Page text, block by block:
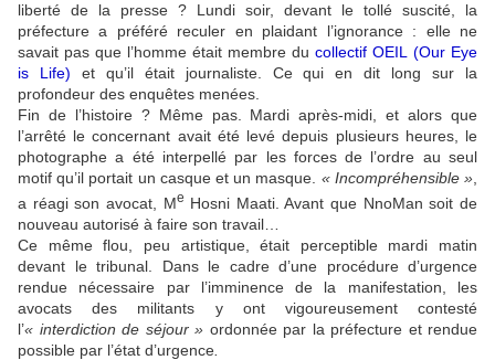
liberté de la presse ? Lundi soir, devant le tollé suscité, la
préfecture a préféré reculer en plaidant l’ignorance : elle ne
savait pas que l’homme était membre du collectif OEIL (Our Eye
is Life)
et qu’il était journaliste. Ce qui en dit long sur la
profondeur des enquêtes menées.
Fin de l’histoire ? Même pas. Mardi après-midi, et alors que
l’arrêté le concernant avait été levé depuis plusieurs heures, le
photographe a été interpellé par les forces de l’ordre au seul
motif qu’il portait un casque et un masque. « Incompréhensible »
a réagi son avocat, Me Hosni Maati. Avant que NnoMan soit de
nouveau autorisé à faire son travail…
Ce même flou, peu artistique, était perceptible mardi matin
devant le tribunal. Dans le cadre d’une procédure d’urgence
rendue nécessaire par l’imminence de la manifestation, les
avocats des militants y ont vigoureusement contesté
l’« interdiction de séjour » ordonnée par la préfecture et rendue
possible par l’état d’urgence